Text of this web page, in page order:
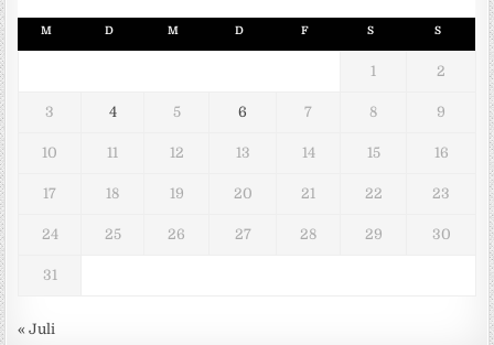
M D M D F S S
1 2
3 4 5 6 7 8 9
10 11 12 13 14 15 16
17 18 19 20 21 22 23
24 25 26 27 28 29 30
31
« Juli